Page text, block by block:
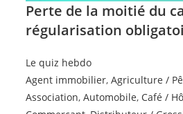
Perte de la moitié du
régularisation
Le quiz hebdo
Agent immobilier,Agriculture /
Association,Automobile, Café /